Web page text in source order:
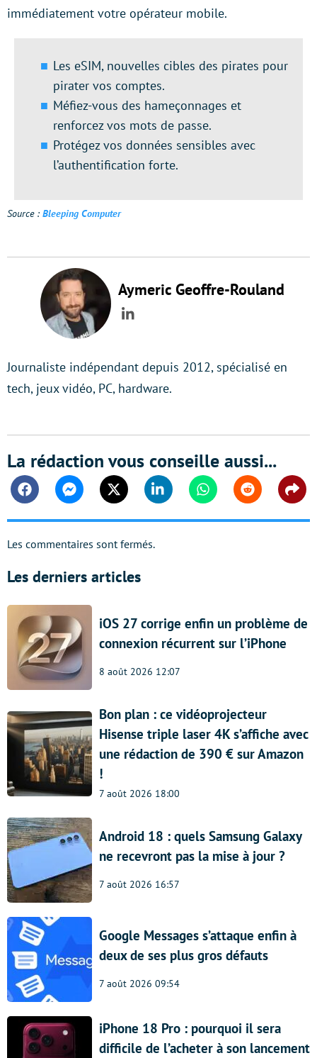
immédiatement votre opérateur mobile.
Les eSIM, nouvelles cibles des pirates pour
pirater vos comptes.
Méfiez-vous des hameçonnages et
renforcez vos mots de passe.
Protégez vos données sensibles avec
l’authentification forte.
Source : Bleeping Computer
Aymeric Geoffre-Rouland
LinkedIn
Journaliste indépendant depuis 2012, spécialisé en
tech, jeux vidéo, PC, hardware.
La rédaction vous conseille aussi...
FacebookMessengerTwitter Linkedin WhatsappReddit
Les commentaires sont fermés.
Les derniers articles
iOS 27 corrige enfin un problème de
connexion récurrent sur l’iPhone
8 août 2026 12:07
Bon plan : ce vidéoprojecteur
Hisense triple laser 4K s’affiche avec
une rédaction de 390 € sur Amazon
!
7 août 2026 18:00
Android 18 : quels Samsung Galaxy
ne recevront pas la mise à jour ?
7 août 2026 16:57
Google Messages s’attaque enfin à
deux de ses plus gros défauts
7 août 2026 09:54
iPhone 18 Pro : pourquoi il sera
difficile de l’acheter à son lancement